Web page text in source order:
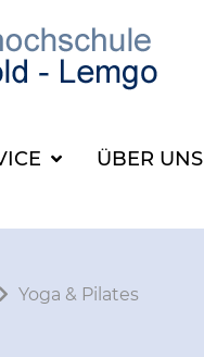
ÜBER UNS
Yoga & Pilates